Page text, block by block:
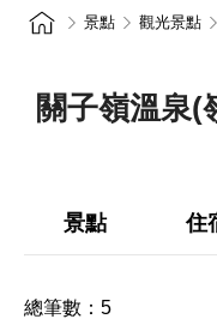
景點 觀光景點
關子嶺溫泉(
景點 住
總筆數： 5